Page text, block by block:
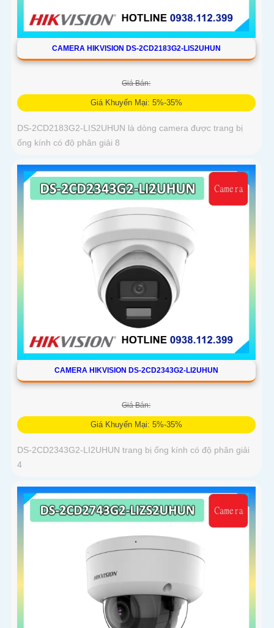
CAMERA HIKVISION DS-2CD2183G2-LIS2UHUN
Giá Bán:
Giá Khuyến Mại: 5%-35%
DS-2CD2183G2-LIS2UHUN là dòng camera được trang bị
ống kính có độ phân giải 8
CAMERA HIKVISION DS-2CD2343G2-LI2UHUN
Giá Bán:
Giá Khuyến Mại: 5%-35%
DS-2CD2343G2-LI2UHUN trang bị ống kính có độ phân giải
4